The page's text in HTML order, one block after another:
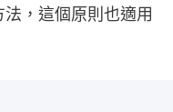
，這個原則也適用